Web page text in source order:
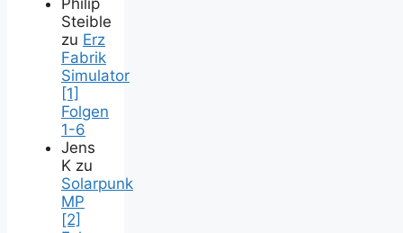
Steible
zu Erz
Fabrik
Simulator
[1]
Folgen
1-6
Jens
K zu
Solarpunk
MP
[2]